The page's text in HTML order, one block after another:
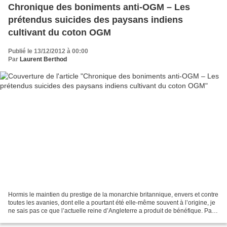
Chronique des boniments anti-OGM – Les
prétendus suicides des paysans indiens
cultivant du coton OGM
Publié le 13/12/2012 à 00:00
Par Laurent Berthod
Hormis le maintien du prestige de la monarchie britannique, envers et contre
toutes les avanies, dont elle a pourtant été elle-même souvent à l’origine, je
ne sais pas ce que l’actuelle reine d’Angleterre a produit de bénéfique. Par